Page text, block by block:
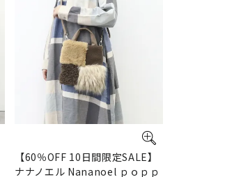
【60％OFF 10日間限定SALE】
ナナノエル Nananoel ｐｏｐｐ